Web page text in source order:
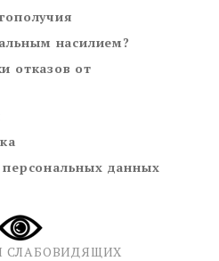
насилием?
отказов от
данных
СЛАБОВИДЯЩИХ